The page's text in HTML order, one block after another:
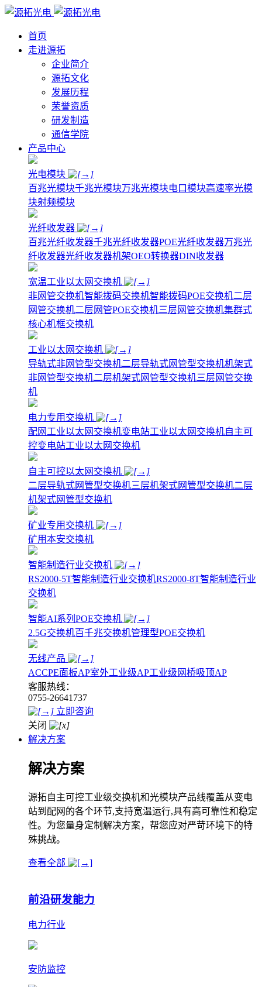
首页
走进源拓
企业简介
源拓文化
发展历程
荣誉资质
研发制造
通信学院
产品中心
光电模块
百兆光模块千兆光模块万兆光模块电口模块高速率光模
块射频模块
光纤收发器
百兆光纤收发器千兆光纤收发器POE光纤收发器万兆光
纤收发器光纤收发器机架OEO转换器DIN收发器
宽温工业以太网交换机
非网管交换机智能拨码交换机智能拨码POE交换机二层
网管交换机二层网管POE交换机三层网管交换机集群式
核心机框交换机
工业以太网交换机
导轨式非网管型交换机二层导轨式网管型交换机机架式
非网管型交换机二层机架式网管型交换机三层网管交换
机
电力专用交换机
配网工业以太网交换机变电站工业以太网交换机自主可
控变电站工业以太网交换机
自主可控以太网交换机
二层导轨式网管型交换机三层机架式网管型交换机二层
机架式网管型交换机
矿业专用交换机
矿用本安交换机
智能制造行业交换机
RS2000-5T智能制造行业交换机RS2000-8T智能制造行业
交换机
智能AI系列POE交换机
2.5G交换机百千兆交换机管理型POE交换机
无线产品
ACCPE面板AP室外工业级AP工业级网桥吸顶AP
客服热线：
0755-26641737
立即咨询
关闭
解决方案
解决方案
源拓自主可控工业级交换机和光模块产品线覆盖从变电
站到配网的各个环节,支持宽温运行,具有高可靠性和稳定
性。为您量身定制解决方案，帮您应对严苛环境下的特
殊挑战。
查看全部
前沿研发能力
电力行业
安防监控